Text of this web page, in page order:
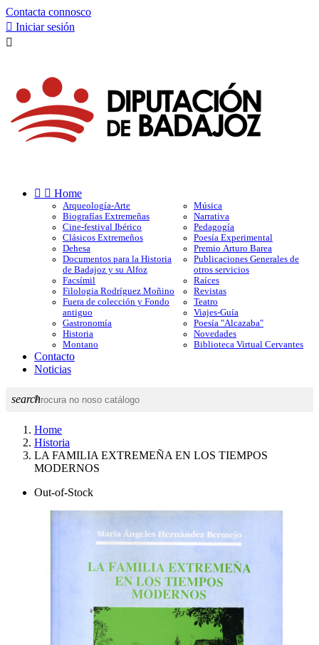
Contacta connosco
 Iniciar sesión

  Home
Arqueología-Arte
Biografías Extremeñas
Cine-festival Ibérico
Clásicos Extremeños
Dehesa
Documentos para la Historia
de Badajoz y su Alfoz
Facsímil
Filologia Rodríguez Moñino
Fuera de colección y Fondo
antiguo
Gastronomía
Historia
Montano
Música
Narrativa
Pedagogía
Poesía Experimental
Premio Arturo Barea
Publicaciones Generales de
otros servicios
Raíces
Revistas
Teatro
Viajes-Guía
Poesía "Alcazaba"
Novedades
Biblioteca Virtual Cervantes
Contacto
Noticias
search
Home
Historia
LA FAMILIA EXTREMEÑA EN LOS TIEMPOS
MODERNOS
Out-of-Stock